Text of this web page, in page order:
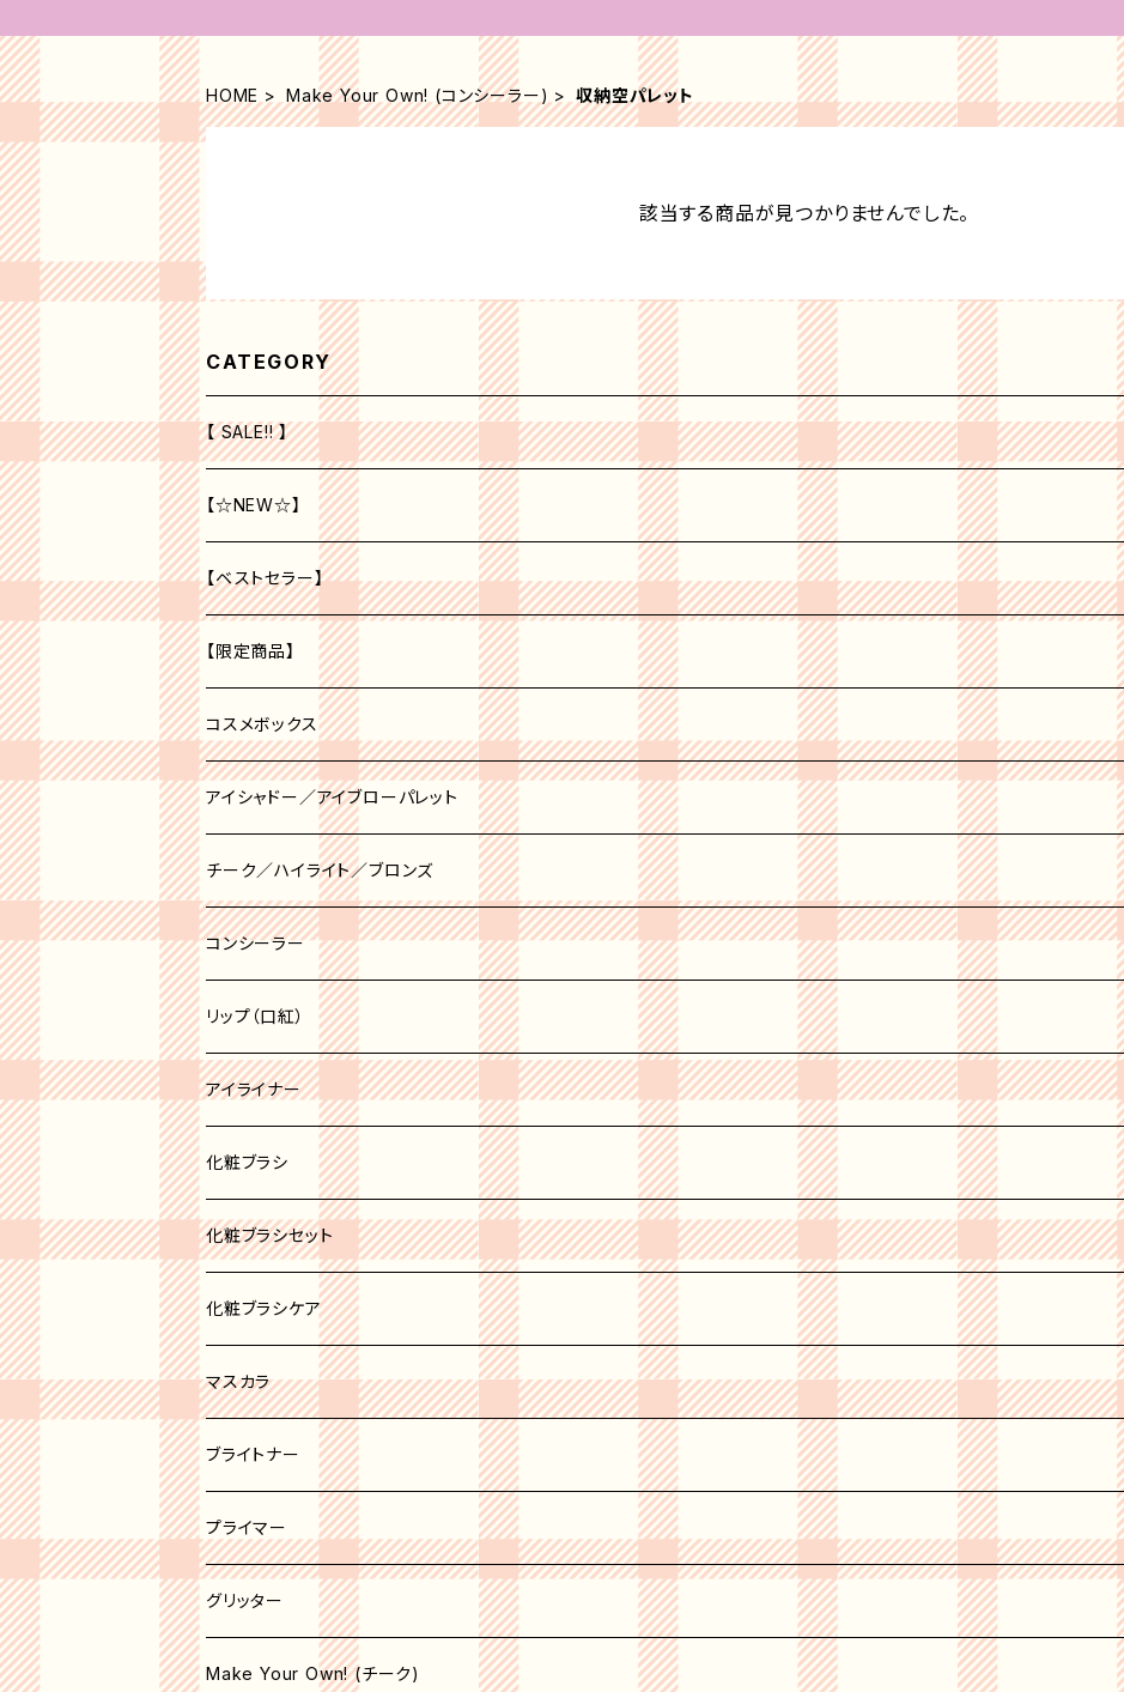
HOME Make Your Own! (コンシーラー) 収納空パレット
該当する商品が見つかりませんでした。
CATEGORY
【 SALE!! 】
【☆NEW☆】
【ベストセラー】
【限定商品】
福袋
コスメボックス
アイシャドー／アイブローパレット
アイブロー
アイシャドー
チーク／ハイライト／ブロンズ
チーク
チークポット
ハイライト
ブロンズ
コンシーラー
リップ（口紅）
リップパレット
リップスティック
リップグロス
リップバーム
リップライナー
アイライナー
化粧ブラシ
ブラシセット
カブキブラシ
シャドウブラシ
チーク＆パウダーブラシ
ファンデーションブラシ
ライナーブラシ
コンシーラーブラシ
化粧ブラシセット
化粧ブラシケア
マスカラ
ブライトナー
プライマー
グリッター
Make Your Own! (チーク)